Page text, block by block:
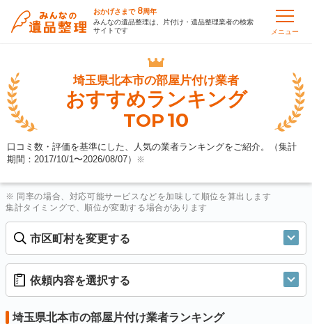
おかげさまで 8周年
みんなの遺品整理は、片付け・遺品整理業者の検索
サイトです
メニュー
埼玉県北本市の部屋片付け業者
おすすめランキング
TOP10
口コミ数・評価を基準にした、人気の業者ランキングをご紹介。（集計
期間：2017/10/1〜2026/08/07） ※
※ 同率の場合、対応可能サービスなどを加味して順位を算出します
集計タイミングで、順位が変動する場合があります
市区町村を変更する
依頼内容を選択する
埼玉県北本市の部屋片付け業者ランキング